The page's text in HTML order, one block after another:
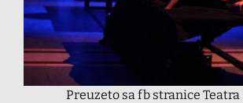
Preuzeto sa fb stranice